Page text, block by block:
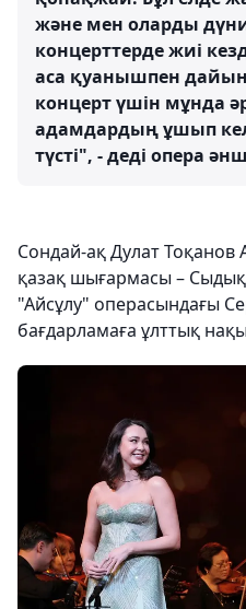
және мен оларды
концерттерде жиі
аса қуанышпен
концерт үшін мұнда
адамдардың ұшып
түсті", - деді опера
Сондай-ақ Дулат Тоқанов
қазақ шығармасы –
"Айсұлу" операсындағы
бағдарламаға ұлттық